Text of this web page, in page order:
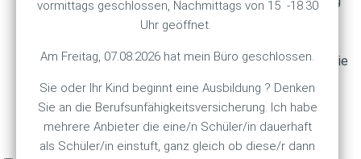
vormittags geschlossen, Nachmittags von 15 -18.30
Uhr geöffnet.
Am Freitag, 07.08.2026 hat mein Büro geschlossen.
Sie oder Ihr Kind beginnt eine Ausbildung ? Denken
Sie an die Berufsunfähigkeitsversicherung. Ich habe
mehrere Anbieter die eine/n Schüler/in dauerhaft
als Schüler/in einstuft, ganz gleich ob diese/r dann
eines Analyseberichts über den Zustand der
anonymisierter Form die Anzahl der Besucher, die
Website von der sie gekommen sind und die
besuchten Seiten.
Anbieter Google Inc. Typ Cookie Laufzeit 24
Stunden